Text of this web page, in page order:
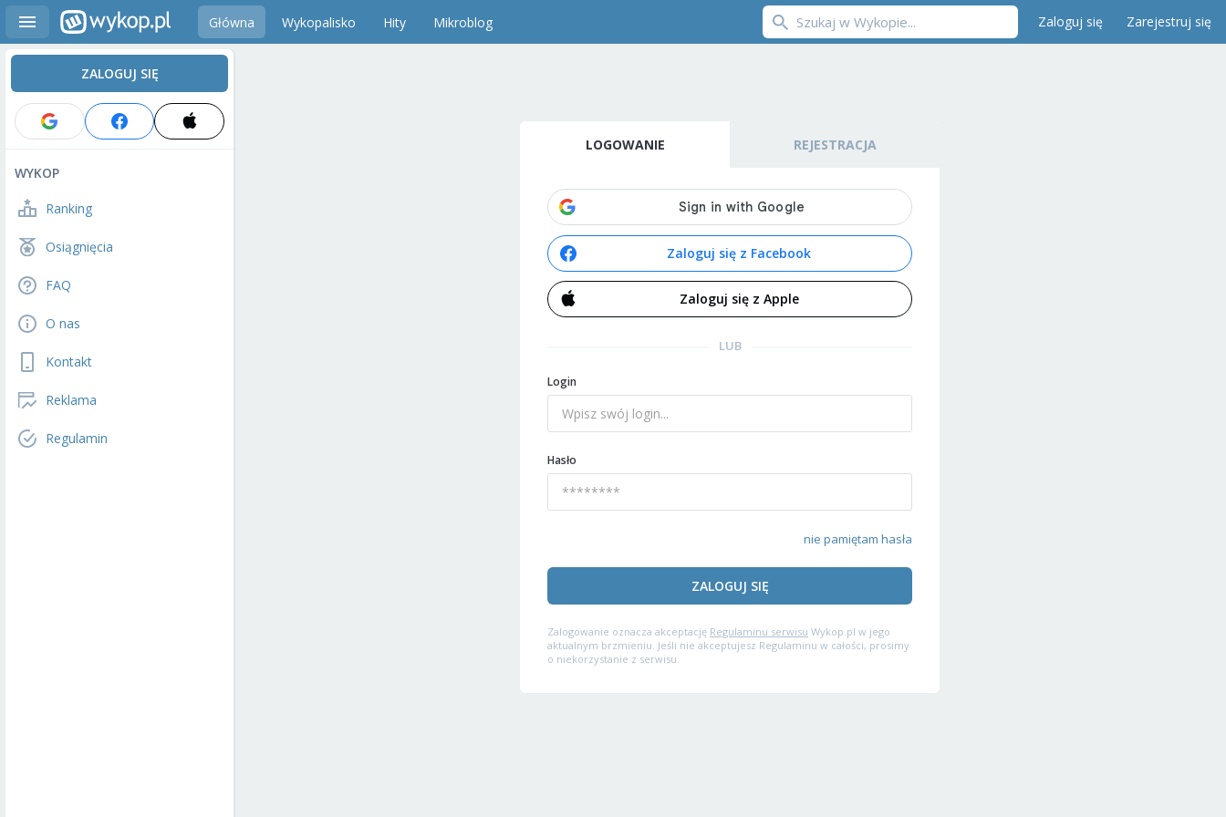
Główna Wykopalisko Hity Mikroblog Zaloguj się Zarejestruj się
ZALOGUJ SIĘ
WYKOP
Ranking
Osiągnięcia
FAQ
O nas
Kontakt
Reklama
Regulamin
LOGOWANIE REJESTRACJA
Zaloguj się z Facebook
Zaloguj się z Apple
LUB
Login
Hasło
nie pamiętam hasła
ZALOGUJ SIĘ
Zalogowanie oznacza akceptację Regulaminu serwisu Wykop.pl w jego
aktualnym brzmieniu. Jeśli nie akceptujesz Regulaminu w całości, prosimy
o niekorzystanie z serwisu.